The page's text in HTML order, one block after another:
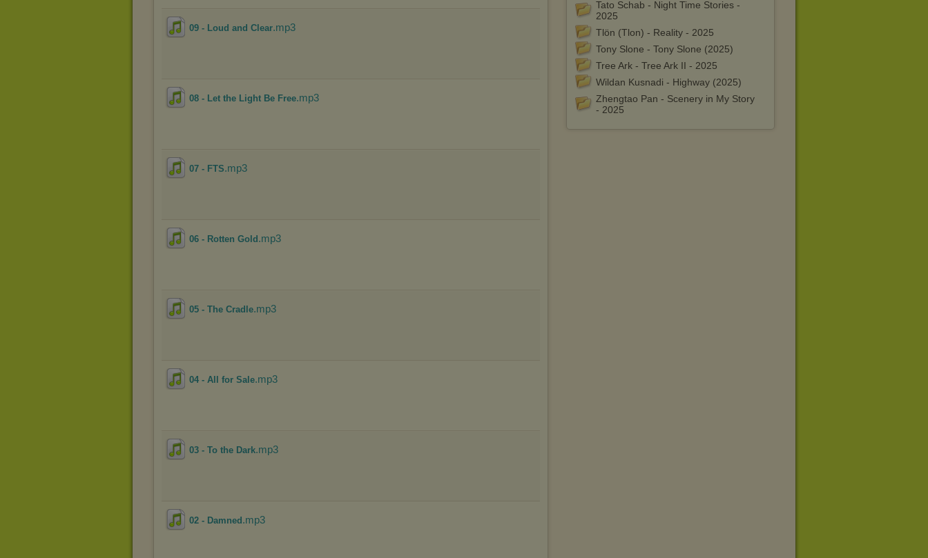
Pełną informację na ten temat znajdziesz pod adresemTato Schab - Night Time Stories -
2025
Tlön (Tlon) - Reality - 2025
Tony Slone - Tony Slone (2025)
Tree Ark - Tree Ark II - 2025
Wildan Kusnadi - Highway (2025)
Zhengtao Pan - Scenery in My Story
- 2025
09 - Loud and Clear.mp3
08 - Let the Light Be Free.mp3
07 - FTS.mp3
06 - Rotten Gold .mp3
05 - The Cradle.mp3
04 - All for Sale.mp3
03 - To the Dark.mp3
02 - Damned .mp3